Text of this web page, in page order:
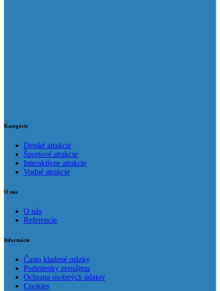
Kategórie
Detské atrakcie
Športové atrakcie
Interaktívne atrakcie
Vodné atrakcie
O nás
O nás
Referencie
Informácie
Často kladené otázky
Podmienky prenájmu
Ochrana osobných údajov
Cookies